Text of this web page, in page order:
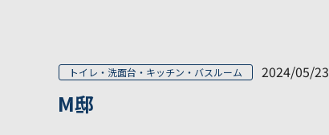
トイレ・洗面台・キッチン・バスルーム 2024/05/23
M邸